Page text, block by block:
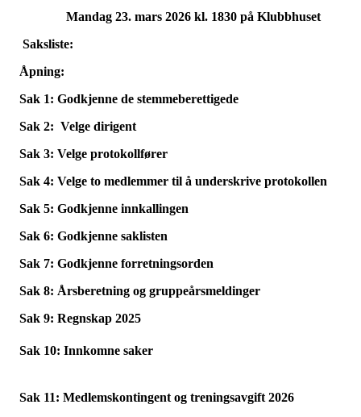
Mandag 23. mars 2026 kl. 1830 på Klubbhuset
Saksliste:
Åpning:
Sak 1: Godkjenne de stemmeberettigede
Sak 2: Velge dirigent
Sak 3: Velge protokollfører
Sak 4: Velge to medlemmer til å underskrive protokollen
Sak 5: Godkjenne innkallingen
Sak 6: Godkjenne saklisten
Sak 7: Godkjenne forretningsorden
Sak 8: Årsberetning og gruppeårsmeldinger
Sak 9: Regnskap 2025
Sak 10: Innkomne saker
Sak 11: Medlemskontingent og treningsavgift 2026